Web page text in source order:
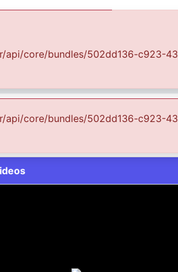
apreciar una
api/core/bundles/502dd136-c923-
api/core/bundles/502dd136-c923-